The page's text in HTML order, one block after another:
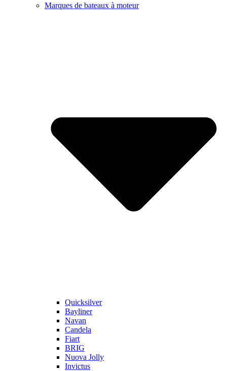
Marques de bateaux à moteur
Quicksilver
Bayliner
Navan
Candela
Fiart
BRIG
Nuova Jolly
Invictus